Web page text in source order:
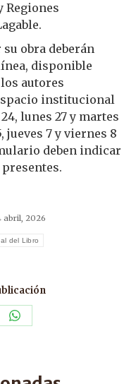
Regiones
obra deberán
disponible
autores
institucional
lunes 27 y martes
jueves 7 y viernes 8
deben indicar
abril, 2026
del Libro
Share